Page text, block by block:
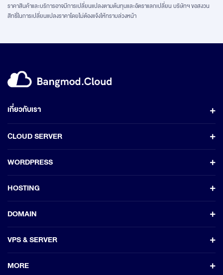
ราคาสินค้าและบริการอาจมีการเปลี่ยนแปลงตามต้นทุนและอัตราแลกเปลี่ยน บริษัทฯ ขอสงวน
สิทธิ์ในการเปลี่ยนแปลงราคาโดยไม่ต้องแจ้งให้ทราบล่วงหน้า
เกี่ยวกับเรา
CLOUD SERVER
WORDPRESS
HOSTING
DOMAIN
VPS & SERVER
MORE